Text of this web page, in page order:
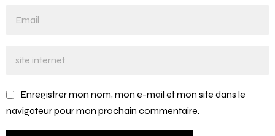
Enregistrer mon nom, mon e-mail et mon site dans le
navigateur pour mon prochain commentaire.